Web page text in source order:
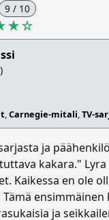
9 / 10
☆
,Carnegie-mitali,TV-
ja
kakara."
Kaikessa en ole
ja